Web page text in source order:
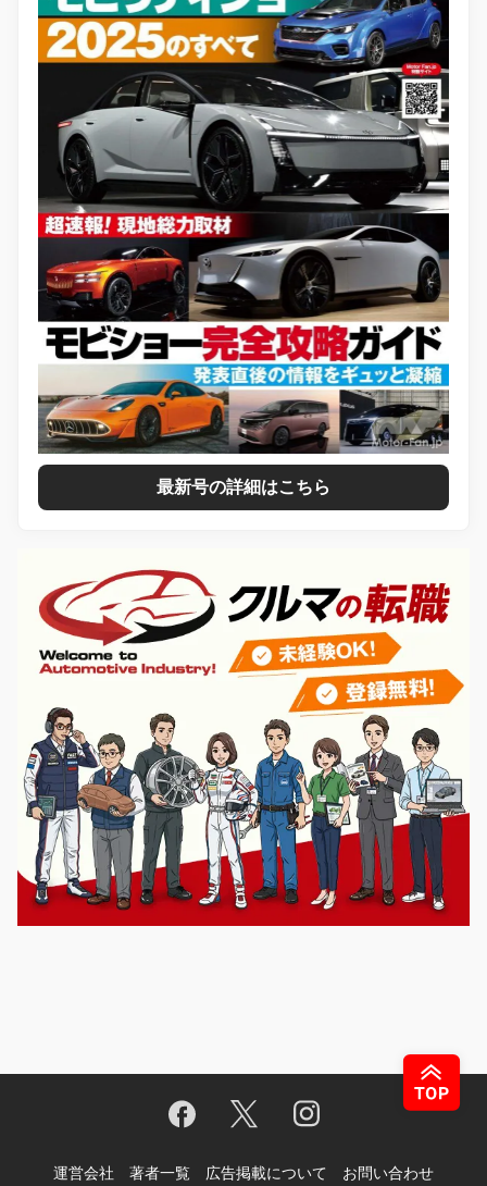
最新号の詳細はこちら
運営会社 著者一覧 広告掲載について お問い合わせ